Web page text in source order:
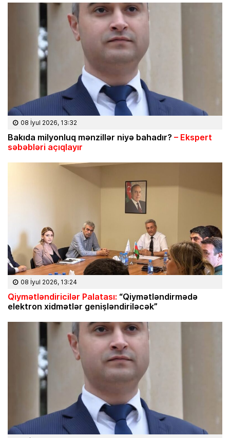
08 İyul 2026, 13:32
Bakıda milyonluq mənzillər niyə bahadır? – Ekspert
səbəbləri açıqlayır
08 İyul 2026, 13:24
Qiymətləndiricilər Palatası: “Qiymətləndirmədə
elektron xidmətlər genişləndiriləcək”